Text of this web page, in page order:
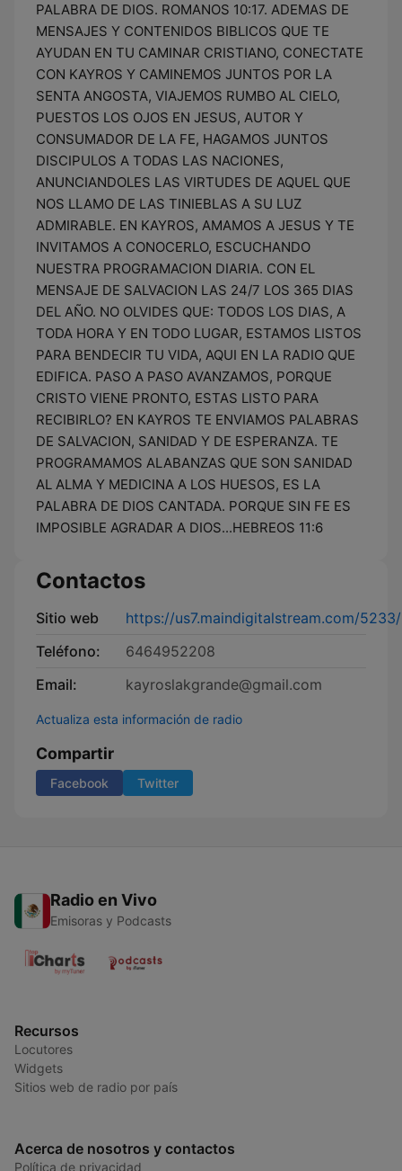
PALABRA DE DIOS. ROMANOS 10:17. ADEMAS DE
MENSAJES Y CONTENIDOS BIBLICOS QUE TE
AYUDAN EN TU CAMINAR CRISTIANO, CONECTATE
CON KAYROS Y CAMINEMOS JUNTOS POR LA
SENTA ANGOSTA, VIAJEMOS RUMBO AL CIELO,
PUESTOS LOS OJOS EN JESUS, AUTOR Y
CONSUMADOR DE LA FE, HAGAMOS JUNTOS
DISCIPULOS A TODAS LAS NACIONES,
ANUNCIANDOLES LAS VIRTUDES DE AQUEL QUE
NOS LLAMO DE LAS TINIEBLAS A SU LUZ
ADMIRABLE. EN KAYROS, AMAMOS A JESUS Y TE
INVITAMOS A CONOCERLO, ESCUCHANDO
NUESTRA PROGRAMACION DIARIA. CON EL
MENSAJE DE SALVACION LAS 24/7 LOS 365 DIAS
DEL AÑO. NO OLVIDES QUE: TODOS LOS DIAS, A
TODA HORA Y EN TODO LUGAR, ESTAMOS LISTOS
PARA BENDECIR TU VIDA, AQUI EN LA RADIO QUE
EDIFICA. PASO A PASO AVANZAMOS, PORQUE
CRISTO VIENE PRONTO, ESTAS LISTO PARA
RECIBIRLO? EN KAYROS TE ENVIAMOS PALABRAS
DE SALVACION, SANIDAD Y DE ESPERANZA. TE
PROGRAMAMOS ALABANZAS QUE SON SANIDAD
AL ALMA Y MEDICINA A LOS HUESOS, ES LA
PALABRA DE DIOS CANTADA. PORQUE SIN FE ES
IMPOSIBLE AGRADAR A DIOS...HEBREOS 11:6
Contactos
Sitio web
https://us7.maindigitalstream.com/
Teléfono:
6464952208
Email:
kayroslakgrande@gmail.com
Actualiza esta información de radio
Compartir
Facebook Twitter
Radio en Vivo
Emisoras y Podcasts
Recursos
Locutores
Widgets
Sitios web de radio por país
Acerca de nosotros y contactos
Política de privacidad